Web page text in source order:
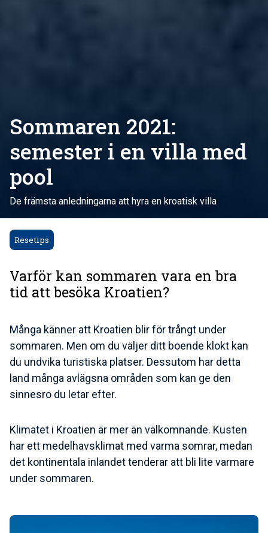
Sommaren 2021:
semester i en villa med
pool
De främsta anledningarna att hyra en kroatisk villa
Resetips
Varför kan sommaren vara en bra
tid att besöka Kroatien?
Många känner att Kroatien blir för trångt under
sommaren. Men om du väljer ditt boende klokt kan
du undvika turistiska platser. Dessutom har detta
land många avlägsna områden som kan ge den
sinnesro du letar efter.
Klimatet i Kroatien är mer än välkomnande. Kusten
har ett medelhavsklimat med varma somrar, medan
det kontinentala inlandet tenderar att bli lite varmare
under sommaren.